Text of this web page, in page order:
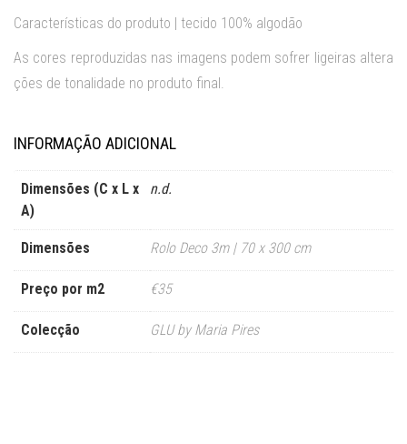
Características do produto | tecido 100% algodão
As cores reproduzidas nas imagens podem sofrer ligeiras altera
ções de tonalidade no produto final.
INFORMAÇÃO ADICIONAL
Dimensões (C x L x
A)
n.d.
Dimensões Rolo Deco 3m | 70 x 300 cm
Preço por m2 €35
Colecção GLU by Maria Pires